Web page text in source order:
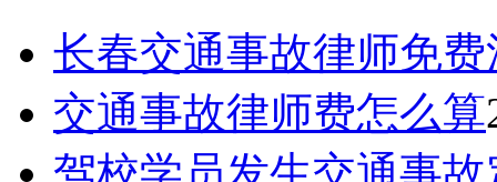
长春交通事故律师免
交通事故律师费怎么算
驾校学员发生交通事